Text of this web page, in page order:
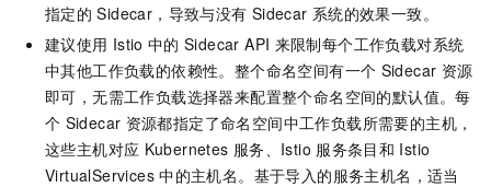
指定的 Sidecar，导致与没有 Sidecar 系统的效果一致。
建议使用 Istio 中的 Sidecar API 来限制每个工作负载对系统
中其他工作负载的依赖性。整个命名空间有一个 Sidecar 资源
即可，无需工作负载选择器来配置整个命名空间的默认值。每
个 Sidecar 资源都指定了命名空间中工作负载所需要的主机，
这些主机对应 Kubernetes 服务、Istio 服务条目和 Istio
VirtualServices 中的主机名。基于导入的服务主机名，适当